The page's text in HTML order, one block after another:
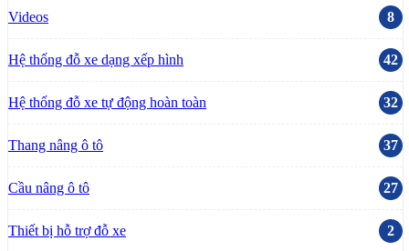
Videos 8
Hệ thống đỗ xe dạng xếp hình 42
Hệ thống đỗ xe tự động hoàn toàn 32
Thang nâng ô tô 37
Cầu nâng ô tô 27
Thiết bị hỗ trợ đỗ xe 2